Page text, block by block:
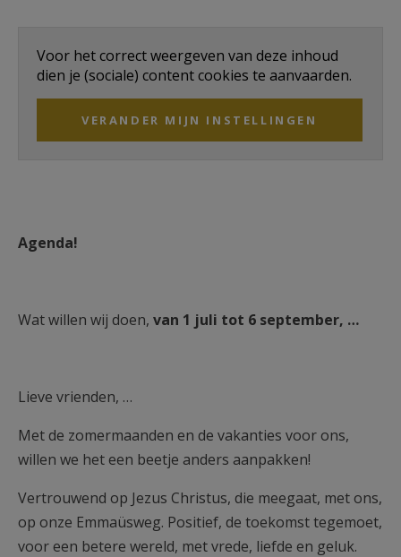
Voor het correct weergeven van deze inhoud
dien je (sociale) content cookies te aanvaarden.
VERANDER MIJN INSTELLINGEN
Agenda!
Wat willen wij doen, van 1 juli tot 6 september, …
Lieve vrienden, …
Met de zomermaanden en de vakanties voor ons,
willen we het een beetje anders aanpakken!
Vertrouwend op Jezus Christus, die meegaat, met ons,
op onze Emmaüsweg. Positief, de toekomst tegemoet,
voor een betere wereld, met vrede, liefde en geluk.